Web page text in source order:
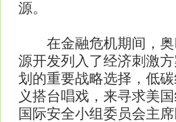
源。
在金融危机期间，奥
源开发列入了经济刺激
划的重要战略选择，低
义搭台唱戏，来寻求美
国际安全小组委员会主